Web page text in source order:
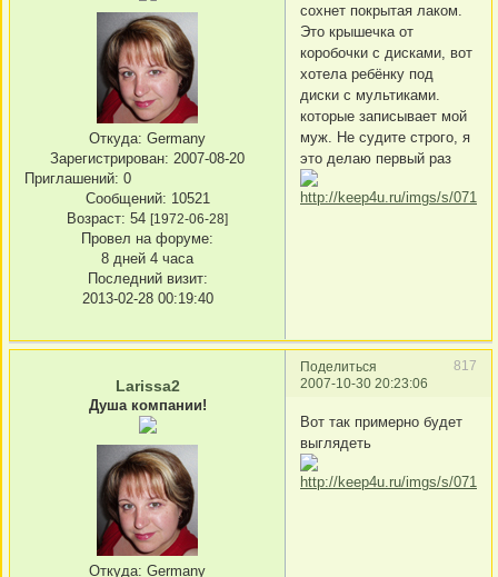
Откуда: Germany
Зарегистрирован: 2007-08-20
Приглашений: 0
Сообщений: 10521
Возраст: 54 [1972-06-28]
Провел на форуме:
8 дней 4 часа
Последний визит:
2013-02-28 00:19:40
сохнет покрытая лаком.
Это крышечка от
коробочки с дисками, вот
хотела ребёнку под
диски с мультиками.
которые записывает мой
муж. Не судите строго, я
это делаю первый раз
Поделиться
817
2007-10-30 20:23:06
Larissa2
Душа компании!
Откуда: Germany
Вот так примерно будет
выглядеть